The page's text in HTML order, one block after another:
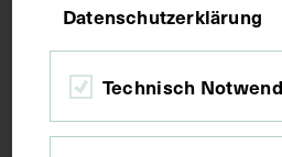
Der innere
1781 - 1786
Datenschutzerklärung
Technisch